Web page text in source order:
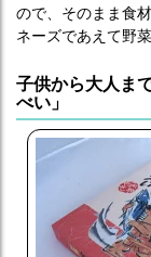
ので、そのまま食
ネーズであえて野
子供から大人ま
べい」